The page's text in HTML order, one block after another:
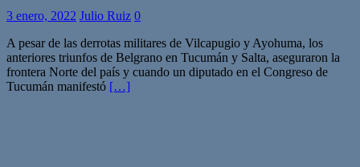
3 enero, 2022 Julio Ruiz 0
A pesar de las derrotas militares de Vilcapugio y Ayohuma, los
anteriores triunfos de Belgrano en Tucumán y Salta, aseguraron la
frontera Norte del país y cuando un diputado en el Congreso de
Tucumán manifestó […]